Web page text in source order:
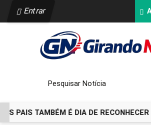
Entrar
Pesquisar Notícia
PAIS TAMBÉM É DIA DE